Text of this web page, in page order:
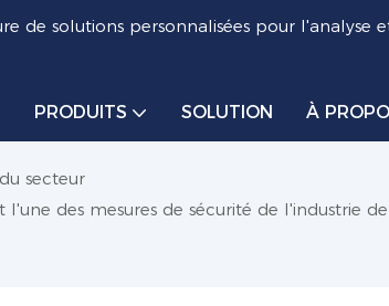
de solutions personnalisées pour l'analyse
PRODUITS SOLUTION À
secteur
des mesures de sécurité de l'industrie